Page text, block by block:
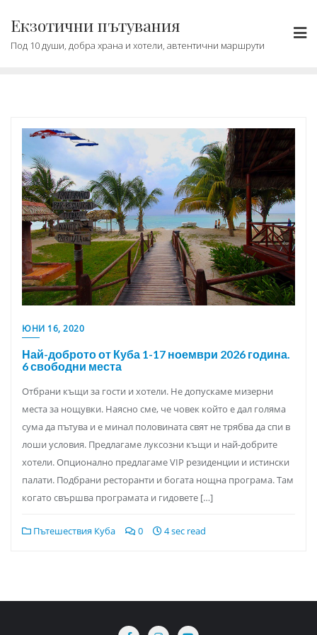
content
Екзотични пътувания
Под 10 души, добра храна и хотели, автентични маршрути
ЮНИ 16, 2020
Най-доброто от Куба 1-17 ноември 2026 година.
6 свободни места
Отбрани къщи за гости и хотели. Не допускаме мизерни
места за нощувки. Наясно сме, че човек който е дал голяма
сума да пътува и е минал половината свят не трябва да спи в
лоши условия. Предлагаме луксозни къщи и най-добрите
хотели. Опционално предлагаме VIP резиденции и истински
палати. Подбрани ресторанти и богата нощна програма. Там
когато свършва програмата и гидовете […]
Пътешествия Куба 0 4 sec read